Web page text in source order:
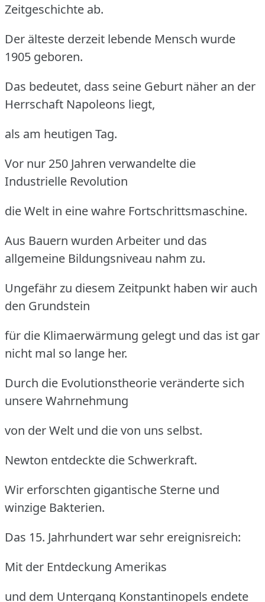
Zeitgeschichte ab.
Der älteste derzeit lebende Mensch wurde
1905 geboren.
Das bedeutet, dass seine Geburt näher an der
Herrschaft Napoleons liegt,
als am heutigen Tag.
Vor nur 250 Jahren verwandelte die
Industrielle Revolution
die Welt in eine wahre Fortschrittsmaschine.
Aus Bauern wurden Arbeiter und das
allgemeine Bildungsniveau nahm zu.
Ungefähr zu diesem Zeitpunkt haben wir auch
den Grundstein
für die Klimaerwärmung gelegt und das ist gar
nicht mal so lange her.
Durch die Evolutionstheorie veränderte sich
unsere Wahrnehmung
von der Welt und die von uns selbst.
Newton entdeckte die Schwerkraft.
Wir erforschten gigantische Sterne und
winzige Bakterien.
Das 15. Jahrhundert war sehr ereignisreich:
Mit der Entdeckung Amerikas
und dem Untergang Konstantinopels endete